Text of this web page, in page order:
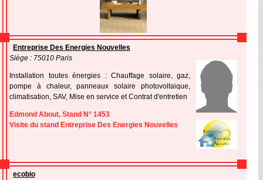
Entreprise Des Energies Nouvelles
Siège : 75010 Paris
Installation toutes énergies : Chauffage solaire, gaz,
pompe à chaleur, panneaux solaire photovoltaique,
climatisation, SAV, Mise en service et Contrat d'entretien
Edmond About, Stand N° 1453
Visite du stand Entreprise Des Energies Nouvelles
ecobio